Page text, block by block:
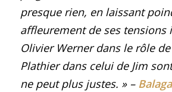
presque rien, en laissant
affleurement de ses tensions
Olivier Werner dans le rôle
Plathier dans celui de Jim
ne peut plus justes. » –